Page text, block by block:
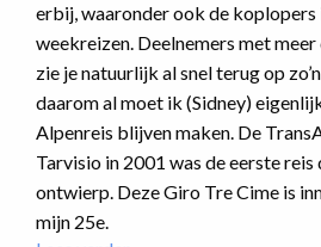
erbij, waaronder ook de koplopers
weekreizen. Deelnemers met
zie je natuurlijk al snel terug op
daarom al moet ik (Sidney)
Alpenreis blijven maken. De
Tarvisio in 2001 was de eerste
ontwierp. Deze Giro Tre Cime is
mijn 25e.